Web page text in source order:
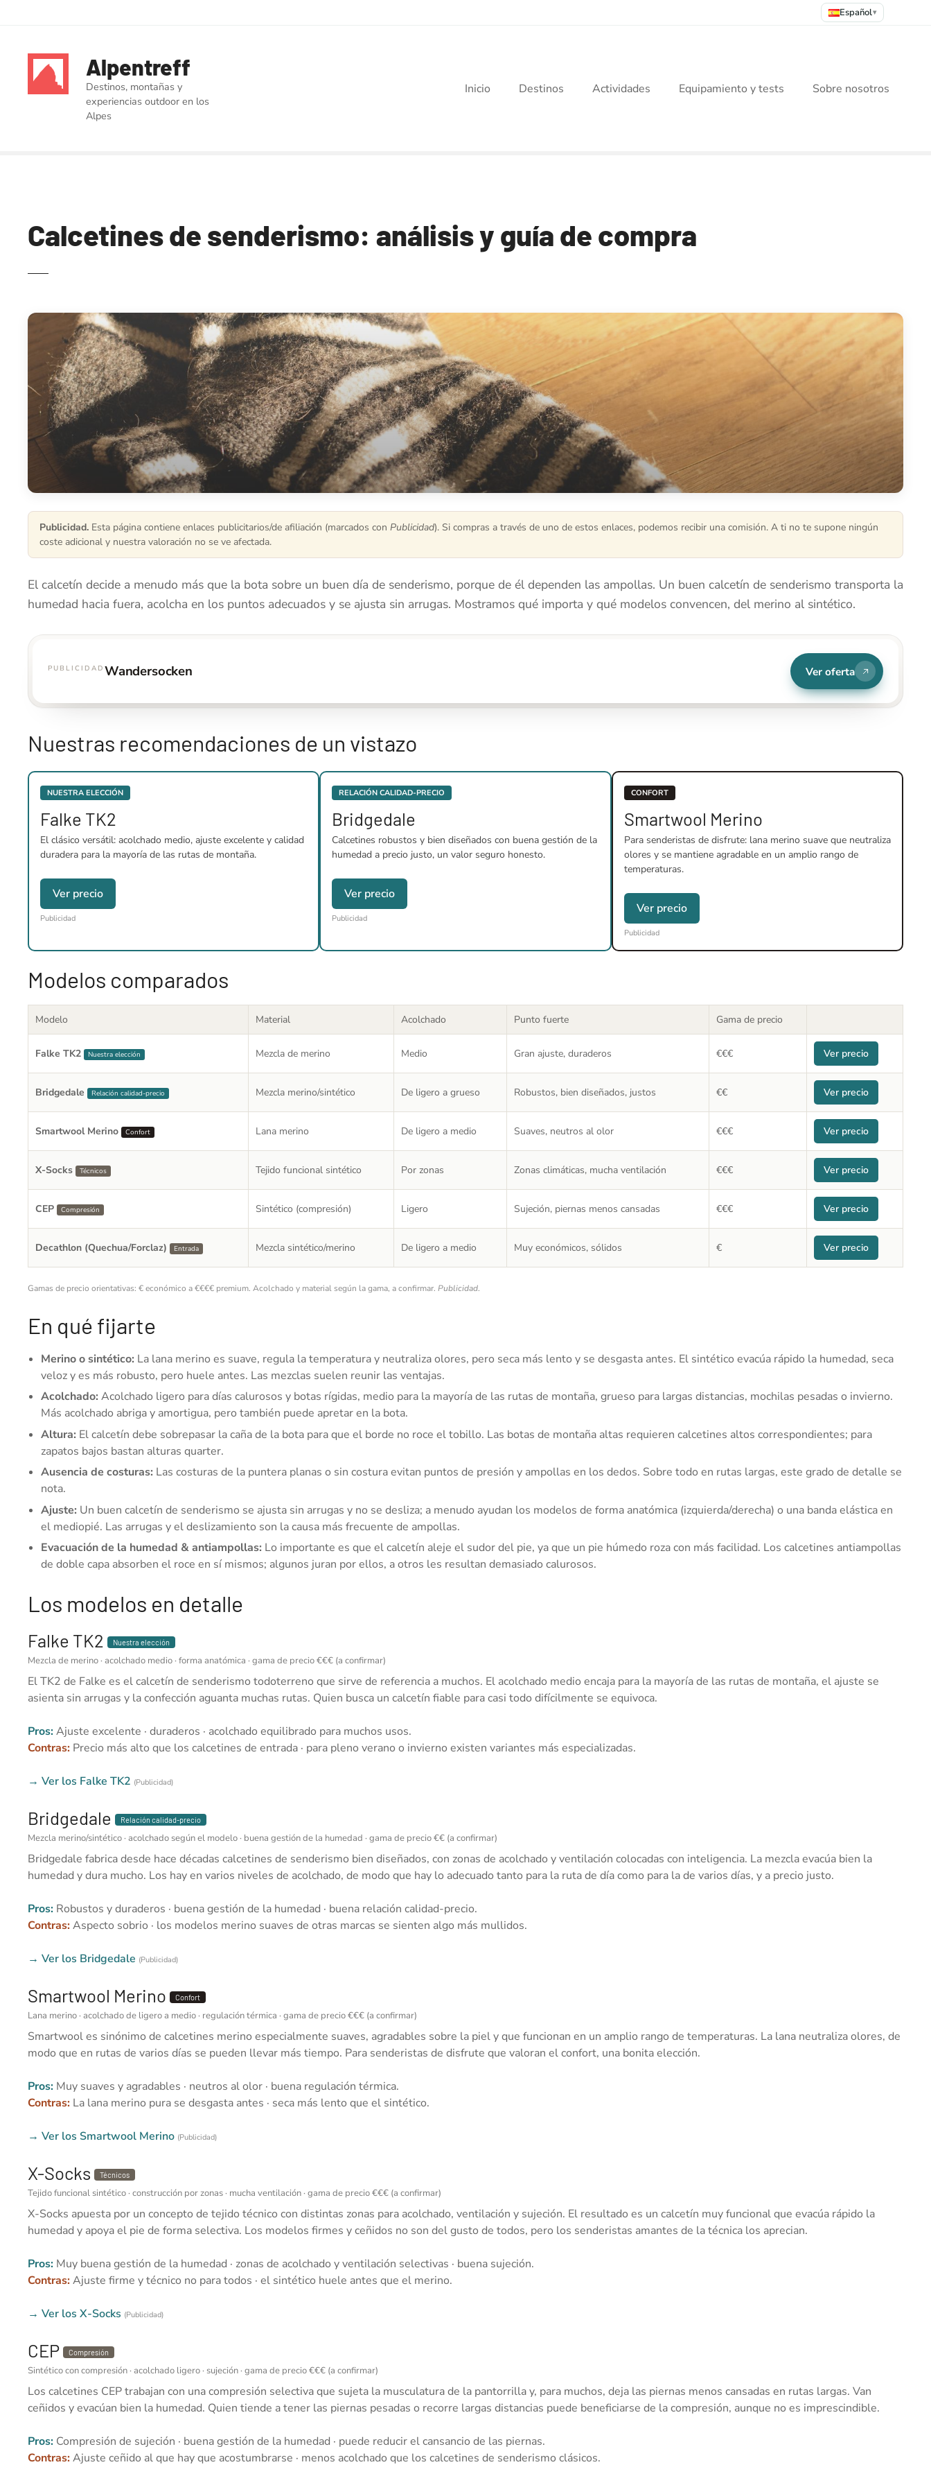
Español▾
Alpentreff
Destinos, montañas y
experiencias outdoor en los
Alpes
Inicio Destinos Actividades Equipamiento y tests Sobre nosotros
Calcetines de senderismo: análisis y guía de compra
Publicidad. Esta página contiene enlaces publicitarios/de afiliación (marcados con Publicidad). Si compras a través de uno de estos enlaces, podemos recibir una comisión. A ti no te supone ningún
coste adicional y nuestra valoración no se ve afectada.
El calcetín decide a menudo más que la bota sobre un buen día de senderismo, porque de él dependen las ampollas. Un buen calcetín de senderismo transporta la
humedad hacia fuera, acolcha en los puntos adecuados y se ajusta sin arrugas. Mostramos qué importa y qué modelos convencen, del merino al sintético.
PUBLICIDAD Wandersocken Ver oferta
Nuestras recomendaciones de un vistazo
NUESTRA ELECCIÓN
Falke TK2
El clásico versátil: acolchado medio, ajuste excelente y calidad
duradera para la mayoría de las rutas de montaña.
Ver precio
Publicidad
RELACIÓN CALIDAD-PRECIO
Bridgedale
Calcetines robustos y bien diseñados con buena gestión de la
humedad a precio justo, un valor seguro honesto.
Ver precio
Publicidad
CONFORT
Smartwool Merino
Para senderistas de disfrute: lana merino suave que neutraliza
olores y se mantiene agradable en un amplio rango de
temperaturas.
Ver precio
Publicidad
Modelos comparados
Modelo Material Acolchado Punto fuerte Gama de precio
Falke TK2 Nuestra elección Mezcla de merino Medio Gran ajuste, duraderos €€€ Ver precio
Bridgedale Relación calidad-precio Mezcla merino/sintético De ligero a grueso Robustos, bien diseñados, justos €€ Ver precio
Smartwool Merino Confort Lana merino De ligero a medio Suaves, neutros al olor €€€ Ver precio
X-Socks Técnicos Tejido funcional sintético Por zonas Zonas climáticas, mucha ventilación €€€ Ver precio
CEP Compresión Sintético (compresión) Ligero Sujeción, piernas menos cansadas €€€ Ver precio
Decathlon (Quechua/Forclaz) Entrada Mezcla sintético/merino De ligero a medio Muy económicos, sólidos € Ver precio
Gamas de precio orientativas: € económico a €€€€ premium. Acolchado y material según la gama, a confirmar. Publicidad.
En qué fijarte
Merino o sintético: La lana merino es suave, regula la temperatura y neutraliza olores, pero seca más lento y se desgasta antes. El sintético evacúa rápido la humedad, seca
veloz y es más robusto, pero huele antes. Las mezclas suelen reunir las ventajas.
Acolchado: Acolchado ligero para días calurosos y botas rígidas, medio para la mayoría de las rutas de montaña, grueso para largas distancias, mochilas pesadas o invierno.
Más acolchado abriga y amortigua, pero también puede apretar en la bota.
Altura: El calcetín debe sobrepasar la caña de la bota para que el borde no roce el tobillo. Las botas de montaña altas requieren calcetines altos correspondientes; para
zapatos bajos bastan alturas quarter.
Ausencia de costuras: Las costuras de la puntera planas o sin costura evitan puntos de presión y ampollas en los dedos. Sobre todo en rutas largas, este grado de detalle se
nota.
Ajuste: Un buen calcetín de senderismo se ajusta sin arrugas y no se desliza; a menudo ayudan los modelos de forma anatómica (izquierda/derecha) o una banda elástica en
el mediopié. Las arrugas y el deslizamiento son la causa más frecuente de ampollas.
Evacuación de la humedad & antiampollas: Lo importante es que el calcetín aleje el sudor del pie, ya que un pie húmedo roza con más facilidad. Los calcetines antiampollas
de doble capa absorben el roce en sí mismos; algunos juran por ellos, a otros les resultan demasiado calurosos.
Los modelos en detalle
Falke TK2 Nuestra elección
Mezcla de merino · acolchado medio · forma anatómica · gama de precio €€€ (a confirmar)
El TK2 de Falke es el calcetín de senderismo todoterreno que sirve de referencia a muchos. El acolchado medio encaja para la mayoría de las rutas de montaña, el ajuste se
asienta sin arrugas y la confección aguanta muchas rutas. Quien busca un calcetín fiable para casi todo difícilmente se equivoca.
Pros:Ajuste excelente · duraderos · acolchado equilibrado para muchos usos.
Contras: Precio más alto que los calcetines de entrada · para pleno verano o invierno existen variantes más especializadas.
→ Ver los Falke TK2 (Publicidad)
Bridgedale Relación calidad-precio
Mezcla merino/sintético · acolchado según el modelo · buena gestión de la humedad · gama de precio €€ (a confirmar)
Bridgedale fabrica desde hace décadas calcetines de senderismo bien diseñados, con zonas de acolchado y ventilación colocadas con inteligencia. La mezcla evacúa bien la
humedad y dura mucho. Los hay en varios niveles de acolchado, de modo que hay lo adecuado tanto para la ruta de día como para la de varios días, y a precio justo.
Pros: Robustos y duraderos · buena gestión de la humedad · buena relación calidad-precio.
Contras:Aspecto sobrio · los modelos merino suaves de otras marcas se sienten algo más mullidos.
→ Ver los Bridgedale (Publicidad)
Smartwool Merino Confort
Lana merino · acolchado de ligero a medio · regulación térmica · gama de precio €€€ (a confirmar)
Smartwool es sinónimo de calcetines merino especialmente suaves, agradables sobre la piel y que funcionan en un amplio rango de temperaturas. La lana neutraliza olores, de
modo que en rutas de varios días se pueden llevar más tiempo. Para senderistas de disfrute que valoran el confort, una bonita elección.
Pros: Muy suaves y agradables · neutros al olor · buena regulación térmica.
Contras: La lana merino pura se desgasta antes · seca más lento que el sintético.
→ Ver los Smartwool Merino (Publicidad)
X-Socks Técnicos
Tejido funcional sintético · construcción por zonas · mucha ventilación · gama de precio €€€ (a confirmar)
X-Socks apuesta por un concepto de tejido técnico con distintas zonas para acolchado, ventilación y sujeción. El resultado es un calcetín muy funcional que evacúa rápido la
humedad y apoya el pie de forma selectiva. Los modelos firmes y ceñidos no son del gusto de todos, pero los senderistas amantes de la técnica los aprecian.
Pros: Muy buena gestión de la humedad · zonas de acolchado y ventilación selectivas · buena sujeción.
Contras:Ajuste firme y técnico no para todos · el sintético huele antes que el merino.
→ Ver los X-Socks (Publicidad)
CEP Compresión
Sintético con compresión · acolchado ligero · sujeción · gama de precio €€€ (a confirmar)
Los calcetines CEP trabajan con una compresión selectiva que sujeta la musculatura de la pantorrilla y, para muchos, deja las piernas menos cansadas en rutas largas. Van
ceñidos y evacúan bien la humedad. Quien tiende a tener las piernas pesadas o recorre largas distancias puede beneficiarse de la compresión, aunque no es imprescindible.
Pros: Compresión de sujeción · buena gestión de la humedad · puede reducir el cansancio de las piernas.
Contras:Ajuste ceñido al que hay que acostumbrarse · menos acolchado que los calcetines de senderismo clásicos.